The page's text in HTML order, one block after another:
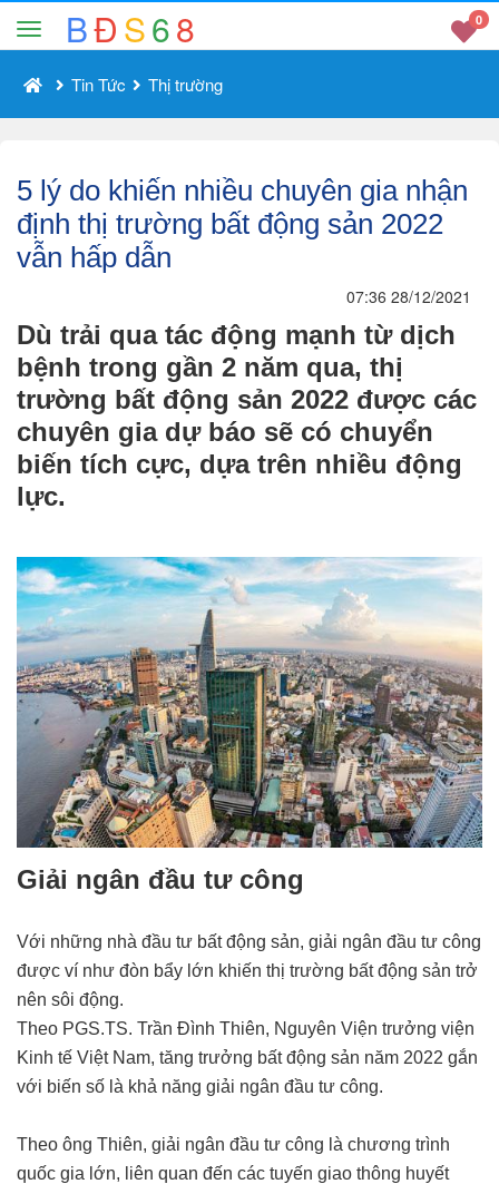
BĐS68 0
Tin Tức Thị trường
5 lý do khiến nhiều chuyên gia nhận
định thị trường bất động sản 2022
vẫn hấp dẫn
07:36 28/12/2021
Dù trải qua tác động mạnh từ dịch
bệnh trong gần 2 năm qua, thị
trường bất động sản 2022 được các
chuyên gia dự báo sẽ có chuyển
biến tích cực, dựa trên nhiều động
lực.
Giải ngân đầu tư công
Với những nhà đầu tư bất động sản, giải ngân đầu tư công
được ví như đòn bẩy lớn khiến thị trường bất động sản trở
nên sôi động.
Theo PGS.TS. Trần Đình Thiên, Nguyên Viện trưởng viện
Kinh tế Việt Nam, tăng trưởng bất động sản năm 2022 gắn
với biến số là khả năng giải ngân đầu tư công.
Theo ông Thiên, giải ngân đầu tư công là chương trình
quốc gia lớn, liên quan đến các tuyến giao thông huyết